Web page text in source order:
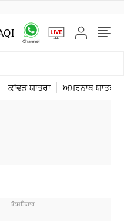
ਕਾਂਵੜ ਯਾਤਰਾ ਅਮਰਨਾਥ ਯਾਤਰਾ